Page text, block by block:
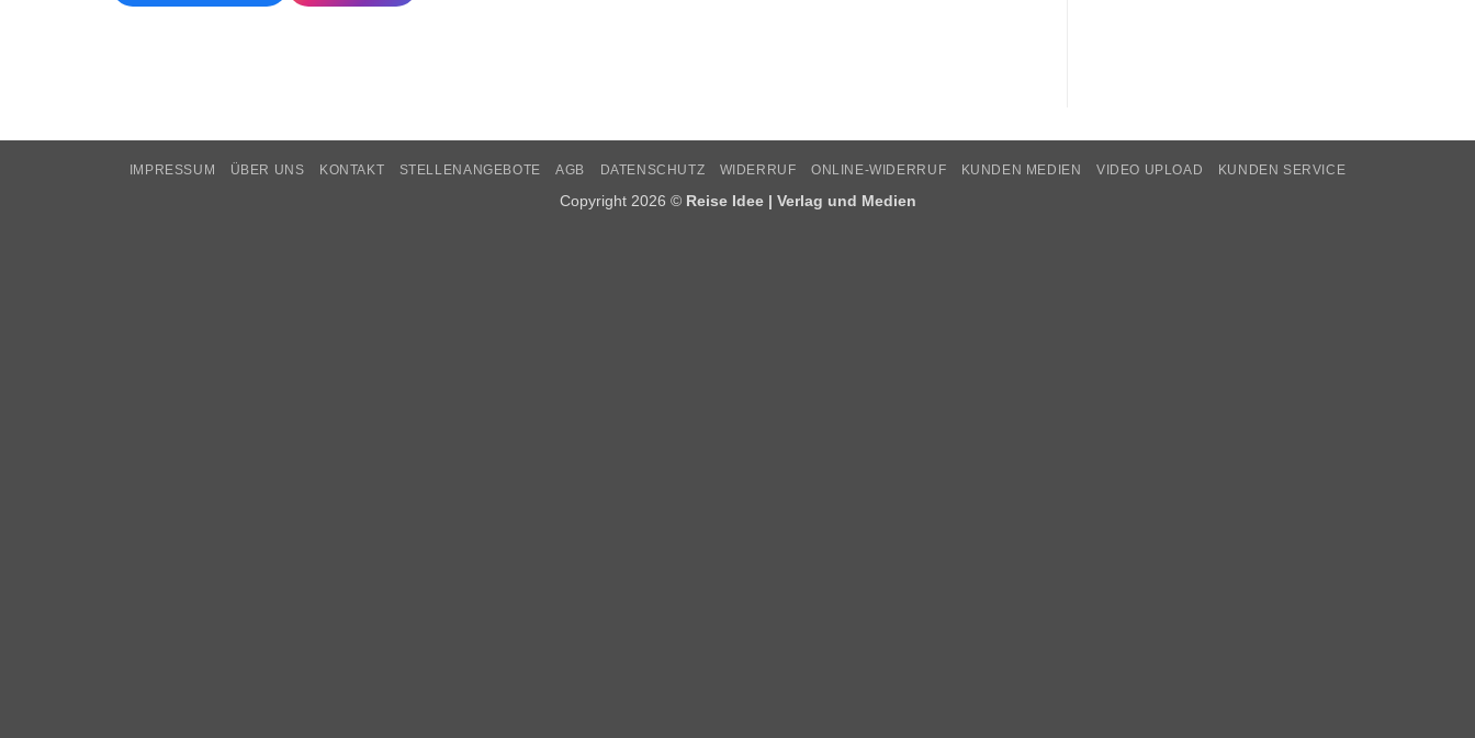
IMPRESSUM ÜBER UNS KONTAKT STELLENANGEBOTE AGB DATENSCHUTZ WIDERRUF ONLINE-WIDERRUF KUNDEN MEDIEN VIDEO UPLOAD KUNDEN SERVICE
Copyright 2026 © Reise Idee | Verlag und Medien